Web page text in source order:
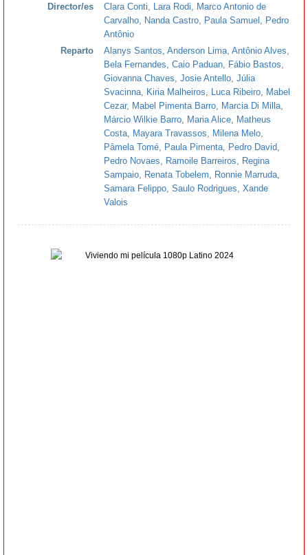
Director/es
Clara Conti Lara Rodi
Marco Antonio de
Carvalho
Nanda Castro Paula Samuel
Pedro
Antônio
Reparto
Alanys Santos Anderson Lima Antônio Alves
Bela Fernandes Caio Paduan Fábio Bastos
Giovanna Chaves Josie Antello Júlia
Svacinna
Kiria Malheiros Luca Ribeiro
Mabel
Cezar, Mabel Pimenta Barro Marcia Di Milla
Márcio Wilkie Barro
Maria Alice
Matheus
Costa
Mayara Travassos Milena Melo
Pâmela Tomé
Paula Pimenta Pedro David
Pedro Novaes
Ramoile Barreiros
Regina
Sampaio
Renata Tobelem Ronnie Marruda
Samara Felippo Saulo Rodrigues Xande
Valois